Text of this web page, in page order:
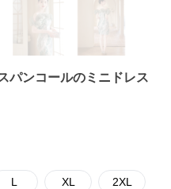
パンコールのミニドレス
L XL 2XL